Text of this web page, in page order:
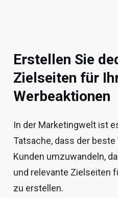
Erstellen Sie
Zielseiten für
Werbeaktionen
In der Marketingwelt ist
Tatsache, dass der beste
Kunden umzuwandeln,
und relevante Zielseiten
zu erstellen.